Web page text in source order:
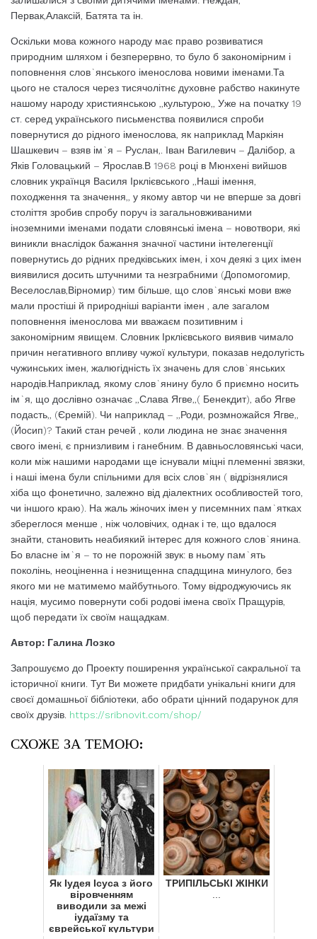
Первак,Алаксій, Батята та ін.
Оскільки мова кожного народу має право розвиватися
природним шляхом і безперервно, то було б закономірним і
поповнення слов`янського іменослова новими іменами.Та
цього не сталося через тисячолітнє духовне рабство накинуте
нашому народу християнською ,,культурою,, Уже на початку 19
ст. серед українського письменства появилися спроби
повернутися до рідного іменослова, як наприклад Маркіян
Шашкевич – взяв ім`я – Руслан,. Іван Вагилевич – Далібор, а
Яків Головацький – Ярослав.В 1968 році в Мюнхені вийшов
словник українця Василя Ірклієвського ,,Наші імення,
походження та значення,, у якому автор чи не вперше за довгі
століття зробив спробу поруч із загальновживаними
іноземними іменами подати словянські імена – новотвори, які
виникли внаслідок бажання значної частини інтелегенції
повернутись до рідних предківських імен, і хоч деякі з цих імен
виявилися досить штучними та незграбними (Допомогомир,
Веселослав,Вірномир) тим більше, що слов`янські мови вже
мали простіші й природніші варіанти імен , але загалом
поповнення іменослова ми вважаєм позитивним і
закономірним явищем. Словник Ірклієвського виявив чимало
причин негативного впливу чужої культури, показав недолугість
чужинських імен, жалюгідність їх значень для слов`янських
народів.Наприклад, якому слов`янину було б приємно носить
ім`я, що дослівно означає ,,Слава Ягве,,( Бенекдит), або Ягве
подасть,, (Єремій). Чи наприклад – ,,Роди, розмножайся Ягве,,
(Йосип)? Такий стан речей , коли людина не знає значення
свого імені, є прнизливим і ганебним. В давньословянські часи,
коли між нашими народами ще існували міцні племенні звязки,
і наші імена були спільними для всіх слов`ян ( відрізнялися
хіба що фонетично, залежно від діалектних особливостей того,
чи іншого краю). На жаль жіночих імен у писемнних пам`ятках
збереглося менше , ніж чоловічих, однак і те, що вдалося
знайти, становить неабиякий інтерес для кожного слов`янина.
Бо власне ім`я – то не порожній звук: в ньому пам`ять
поколінь, неоціненна і незнищенна спадщина минулого, без
якого ми не матимемо майбутнього. Тому відроджуючись як
нація, мусимо повернути собі родові імена своїх Пращурів,
щоб передати їх своїм нащадкам.
Автор: Галина Лозко
Запрошуємо до Проекту поширення української сакральної та
історичної книги. Тут Ви можете придбати унікальні книги для
своєї домашньої бібліотеки, або обрати цінний подарунок для
своїх друзів. https://sribnovit.com/shop/
СХОЖЕ ЗА ТЕМОЮ:
Як Іудея Ісуса з його
віровченням
виводили за межі
іудаїзму та
єврейської культури
ТРИПІЛЬСЬКІ ЖІНКИ